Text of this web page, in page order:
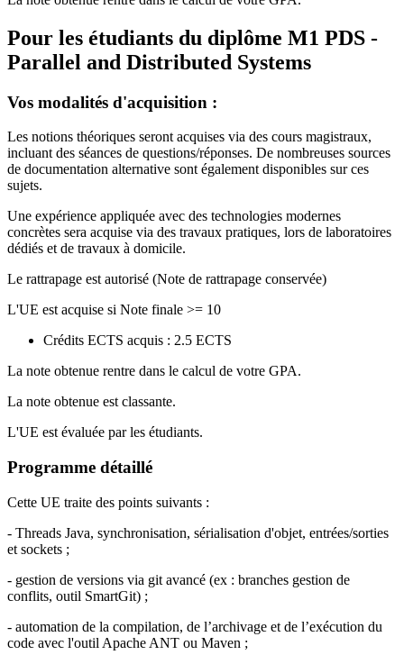
Pour les étudiants du diplôme M1 PDS -
Parallel and Distributed Systems
Vos modalités d'acquisition :
Les notions théoriques seront acquises via des cours magistraux,
incluant des séances de questions/réponses. De nombreuses sources
de documentation alternative sont également disponibles sur ces
sujets.
Une expérience appliquée avec des technologies modernes
concrètes sera acquise via des travaux pratiques, lors de laboratoires
dédiés et de travaux à domicile.
Le rattrapage est autorisé (Note de rattrapage conservée)
L'UE est acquise si Note finale >= 10
Crédits ECTS acquis : 2.5 ECTS
La note obtenue rentre dans le calcul de votre GPA.
La note obtenue est classante.
L'UE est évaluée par les étudiants.
Programme détaillé
Cette UE traite des points suivants :
- Threads Java, synchronisation, sérialisation d'objet, entrées/sorties
et sockets ;
- gestion de versions via git avancé (ex : branches gestion de
conflits, outil SmartGit) ;
- automation de la compilation, de l’archivage et de l’exécution du
code avec l'outil Apache ANT ou Maven ;